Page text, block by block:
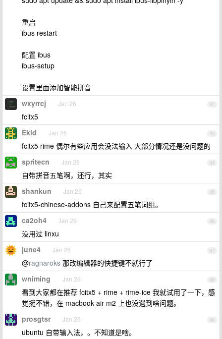
重启
ibus restart
配置 ibus
ibus-setup
设置里面添加智能拼音
42
wxyrrcj Jan 26
fcitx5
43
Ekid Jan 26
fcitx5 rime 偶尔有些应用会没法输入 大部分情况还是没问题的
44
spritecn Jan 26
自带拼音五笔啊，还行，其实
45
shankun Jan 26
fcitx5-chinese-addons 自己来配置五笔词组。
46
ca2oh4 Jan 26
没用过 linxu
47
june4 Jan 26
@ragnaroks 那改编辑器的快捷键不就行了
48
wniming Jan 26
看到大家都在推荐 fcitx5 + rime + rime-ice 我就试用了一下，感
觉挺不错，在 macbook air m2 上也没遇到啥问题。
49
prosgtsr Jan 26
ubuntu 自带输入法，。不知道是啥。